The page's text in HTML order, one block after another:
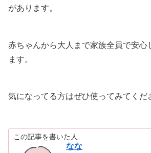
があります。
赤ちゃんから大人まで家族全員で安心
ます。
気になってる方はぜひ使ってみてくだ
この記事を書いた人
なな